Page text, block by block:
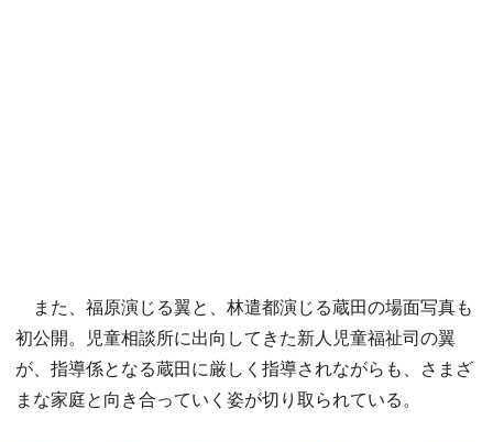
また、福原演じる翼と、林遣都演じる蔵田の場面写真も
初公開。児童相談所に出向してきた新人児童福祉司の翼
が、指導係となる蔵田に厳しく指導されながらも、さまざ
まな家庭と向き合っていく姿が切り取られている。